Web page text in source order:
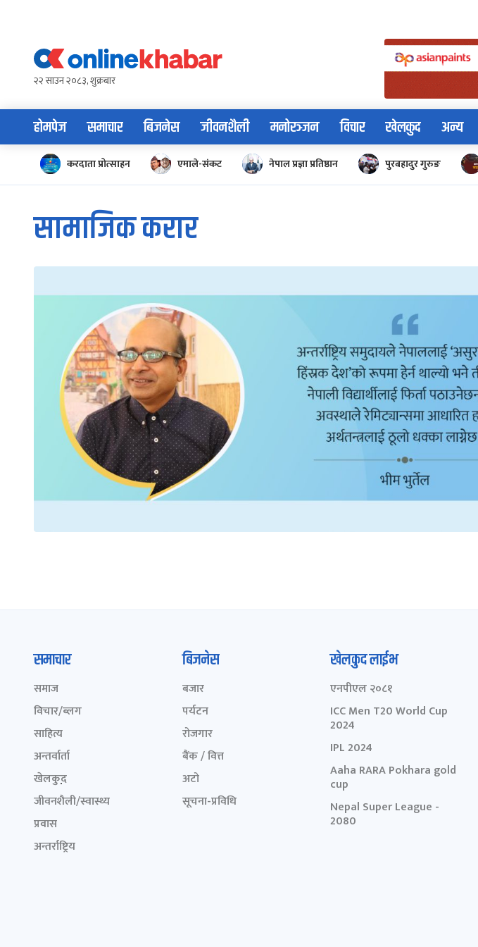
content२२ साउन २०८३, शुक्रबार
होमपेज समाचार बिजनेस जीवनशैली मनोरञ्जन विचार खेलकुद अन्य
करदाता प्रोत्साहन एमाले-संकट नेपाल प्रज्ञा प्रतिष्ठान पुरबहादुर गुरुङ
सामाजिक करार
समाचार
समाज
विचार/ब्लग
साहित्य
अन्तर्वार्ता
खेलकुद़़
जीवनशैली/स्वास्थ्य
प्रवास
अन्तर्राष्ट्रिय
बिजनेस
बजार
पर्यटन
रोजगार
बैंक / वित्त
अटो
सूचना-प्रविधि
खेलकुद लाईभ
एनपीएल २०८१
ICC Men T20 World Cup
2024
IPL 2024
Aaha RARA Pokhara gold
cup
Nepal Super League -
2080